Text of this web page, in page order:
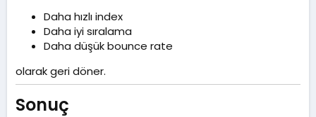
Daha hızlı index
Daha iyi sıralama
Daha düşük bounce rate
olarak geri döner.
Sonuç​